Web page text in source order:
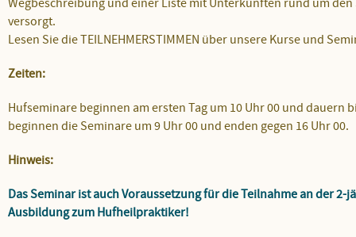
Wegbeschreibung und einer Liste mit Unterkünften rund um
versorgt.
Lesen Sie die TEILNEHMERSTIMMEN über unsere Kurse und
Zeiten:
Hufseminare beginnen am ersten Tag um 10 Uhr 00 und dauern
beginnen die Seminare um 9 Uhr 00 und enden gegen 16 Uhr 00.
Hinweis:
Das Seminar ist auch Voraussetzung für die Teilnahme an der 2-
Ausbildung zum Hufheilpraktiker!